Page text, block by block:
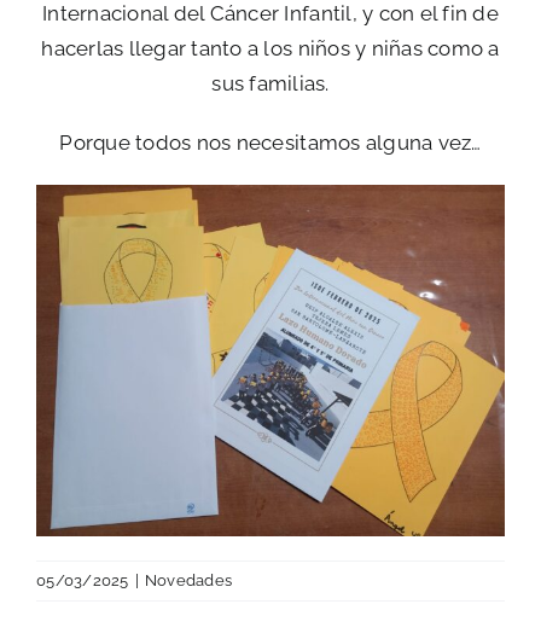
Internacional del Cáncer Infantil, y con el fin de
hacerlas llegar tanto a los niños y niñas como a
sus familias.
Porque todos nos necesitamos alguna vez…
05/03/2025 Novedades